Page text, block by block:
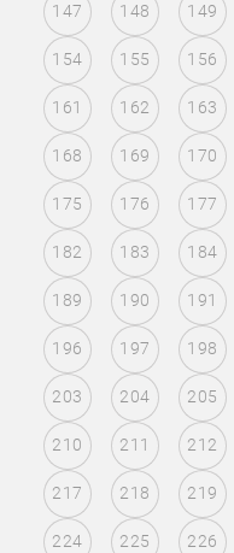
147 148 149
154 155 156
161 162 163
168 169 170
175 176 177
182 183 184
189 190 191
196 197 198
203 204 205
210 211 212
217 218 219
224 225 226